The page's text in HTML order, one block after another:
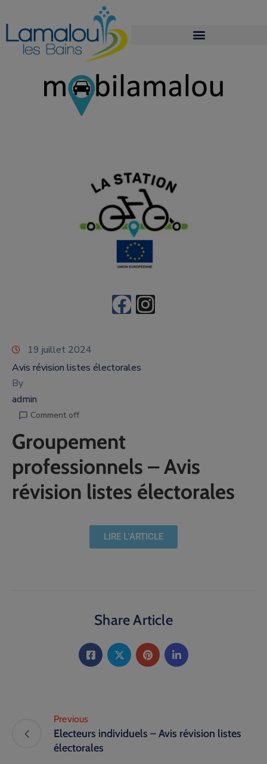
19 juillet 2024
Avis révision listes électorales
By
admin
Comment off
Groupement
professionnels – Avis
révision listes électorales
LIRE L'ARTICLE
Share Article
Previous
Electeurs individuels – Avis révision listes
électorales